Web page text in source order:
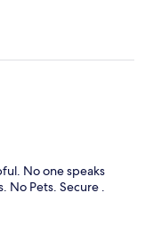
No one speaks
No Pets. Secure .